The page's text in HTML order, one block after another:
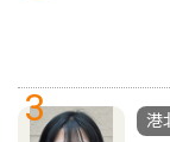
3
港